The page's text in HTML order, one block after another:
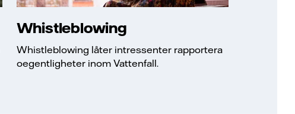
Whistleblowing
Whistleblowing låter intressenter rapportera
oegentligheter inom Vattenfall.